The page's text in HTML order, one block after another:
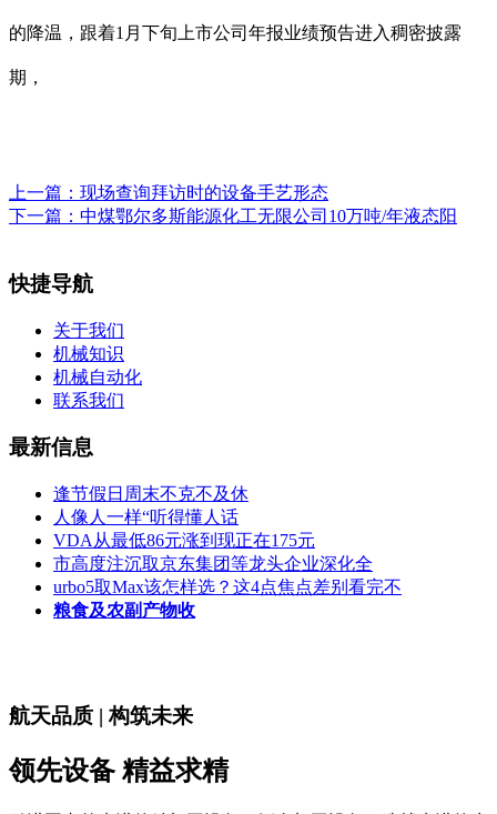
的降温，跟着1月下旬上市公司年报业绩预告进入稠密披露
期，
上一篇： 现场查询拜访时的设备手艺形态
下一篇： 中煤鄂尔多斯能源化工无限公司10万吨/年液态阳
快捷导航
关于我们
机械知识
机械自动化
联系我们
最新信息
逢节假日周末不克不及休
人像人一样“听得懂人话
VDA从最低86元涨到现正在175元
市高度注沉取京东集团等龙头企业深化全
urbo5取Max该怎样选？这4点焦点差别看完不
粮食及农副产物收
航天品质 | 构筑未来
领先设备 精益求精